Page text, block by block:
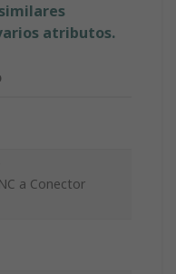
atributos.
a Conector